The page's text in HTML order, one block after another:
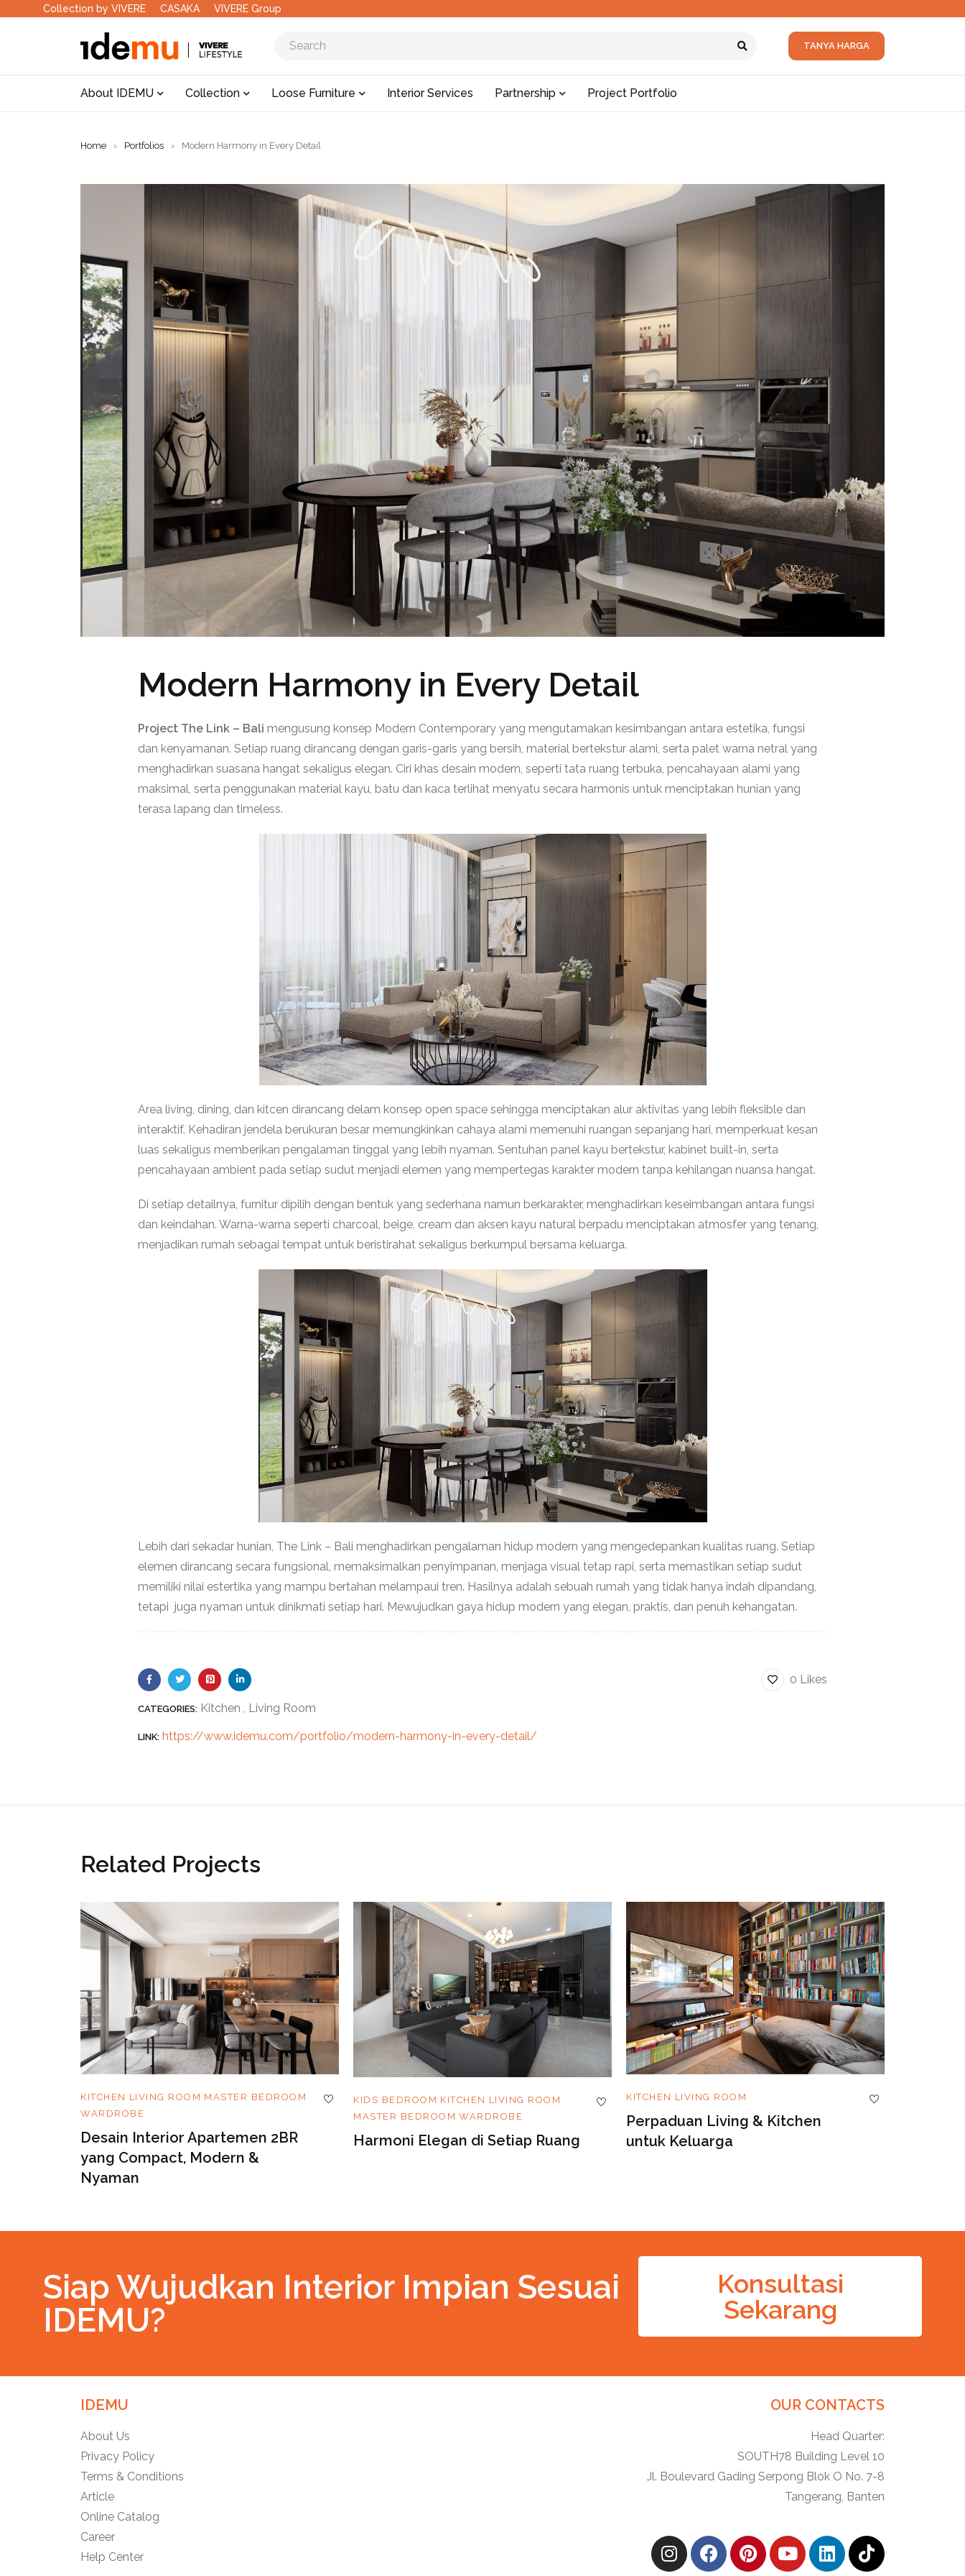
Collection by VIVERE CASAKA VIVERE Group
TANYA HARGA
About IDEMU Collection Loose Furniture Interior Services Partnership Project Portfolio
Home › Portfolios › Modern Harmony in Every Detail
Modern Harmony in Every Detail
Project The Link – Bali mengusung konsep Modern Contemporary yang mengutamakan kesimbangan antara estetika, fungsi
dan kenyamanan. Setiap ruang dirancang dengan garis-garis yang bersih, material bertekstur alami, serta palet warna netral yang
menghadirkan suasana hangat sekaligus elegan. Ciri khas desain modern, seperti tata ruang terbuka, pencahayaan alami yang
maksimal, serta penggunakan material kayu, batu dan kaca terlihat menyatu secara harmonis untuk menciptakan hunian yang
terasa lapang dan timeless.
Area living, dining, dan kitcen dirancang delam konsep open space sehingga menciptakan alur aktivitas yang lebih fleksible dan
interaktif. Kehadiran jendela berukuran besar memungkinkan cahaya alami memenuhi ruangan sepanjang hari, memperkuat kesan
luas sekaligus memberikan pengalaman tinggal yang lebih nyaman. Sentuhan panel kayu bertekstur, kabinet built-in, serta
pencahayaan ambient pada setiap sudut menjadi elemen yang mempertegas karakter modern tanpa kehilangan nuansa hangat.
Di setiap detailnya, furnitur dipilih dengan bentuk yang sederhana namun berkarakter, menghadirkan keseimbangan antara fungsi
dan keindahan. Warna-warna seperti charcoal, beige, cream dan aksen kayu natural berpadu menciptakan atmosfer yang tenang,
menjadikan rumah sebagai tempat untuk beristirahat sekaligus berkumpul bersama keluarga.
Lebih dari sekadar hunian, The Link – Bali menghadirkan pengalaman hidup modern yang mengedepankan kualitas ruang. Setiap
elemen dirancang secara fungsional, memaksimalkan penyimpanan, menjaga visual tetap rapi, serta memastikan setiap sudut
memiliki nilai estertika yang mampu bertahan melampaui tren. Hasilnya adalah sebuah rumah yang tidak hanya indah dipandang,
tetapi juga nyaman untuk dinikmati setiap hari. Mewujudkan gaya hidup modern yang elegan, praktis, dan penuh kehangatan.
0 Likes
CATEGORIES: Kitchen , Living Room
LINK: https://www.idemu.com/portfolio/modern-harmony-in-every-detail/
Related Projects
KITCHEN LIVING ROOM MASTER BEDROOM
WARDROBE
Desain Interior Apartemen 2BR
yang Compact, Modern &
Nyaman
KIDS BEDROOM KITCHEN LIVING ROOM
MASTER BEDROOM WARDROBE
Harmoni Elegan di Setiap Ruang
KITCHEN LIVING ROOM
Perpaduan Living & Kitchen
untuk Keluarga
Siap Wujudkan Interior Impian Sesuai
IDEMU?
Konsultasi
Sekarang
IDEMU
About Us
Privacy Policy
Terms & Conditions
Article
Online Catalog
Career
Help Center
OUR CONTACTS
Head Quarter:
SOUTH78 Building Level 10
Jl. Boulevard Gading Serpong Blok O No. 7-8
Tangerang, Banten